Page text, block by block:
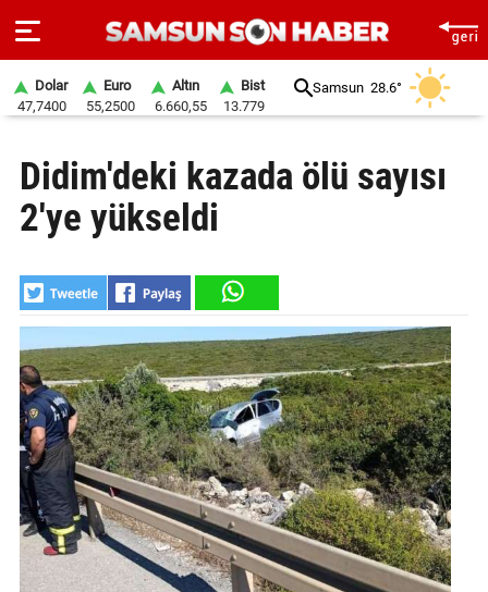
SAYFA
SAMSUN
SAMSUNSPOR
GÜNDEM
SİYASET
EKONOMİ
DÜNYA
MAGAZİN
GALERİ
Dolar
47,7400
Euro
55,2500
Altın
6.660,55
Bist
13.779
Samsun 28.6°
Didim'deki kazada ölü sayısı
2'ye yükseldi